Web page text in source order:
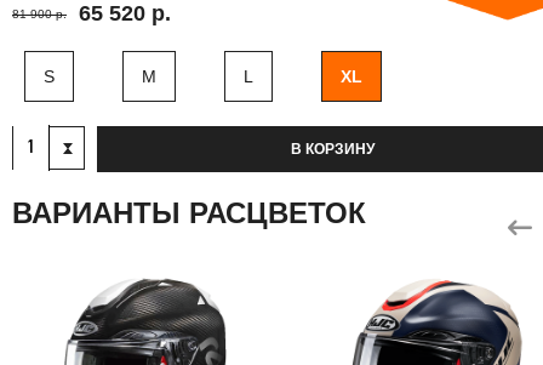
81 900 р. 65 520 р.
S M L XL
В КОРЗИНУ
ВАРИАНТЫ РАСЦВЕТОК